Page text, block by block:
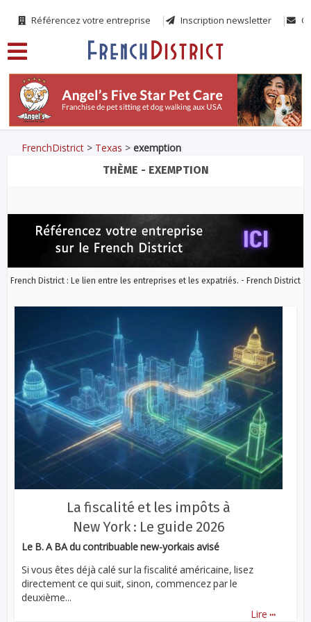
Référencez votre entreprise Inscription newsletter
FrenchDistrict > Texas >exemption
THÈME - EXEMPTION
French District : Le lien entre les entreprises et les expatriés. - French District
La fiscalité et les impôts à
New York : Le guide 2026
Le B. A BA du contribuable new-yorkais avisé
Si vous êtes déjà calé sur la fiscalité américaine, lisez
directement ce qui suit, sinon, commencez par le
deuxième...
Lire ...